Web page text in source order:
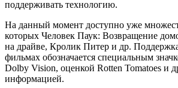
поддерживать технологию.
На данный момент доступно уже
которых Человек Паук: Возвращение
на драйве, Кролик Питер и др.
фильмах обозначается специальным
Dolby Vision, оценкой Rotten Tomatoes и
информацией.